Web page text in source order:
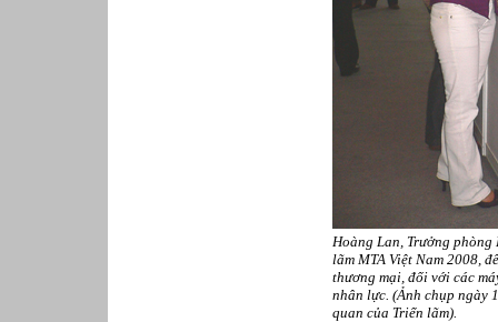
Hoàng Lan, Trưởng
lãm MTA Việt Nam 2008,
thương mại, đối với các
nhân lực. (Ảnh chụp ngày
quan của Triển lãm).